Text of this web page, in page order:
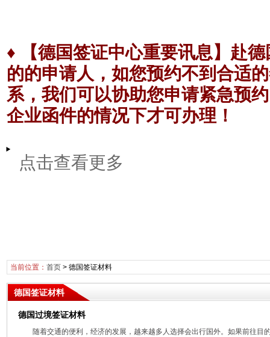
♦ 【德国签证中心重要讯息】 赴德
的的申请人，如您预约不到合适
系，我们可以协助您申请紧急预
企业函件的情况下才可办理！
点击查看更多
当前位置： 首页> 德国签证材料
德国签证材料
德国过境签证材料
随着交通的便利，经济的发展，越来越多人选择会出行国外。如果前往目